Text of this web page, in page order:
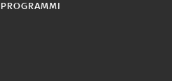
PROGRAMMI